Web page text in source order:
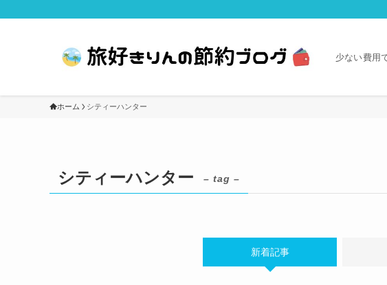
少ない費用
ホーム シティーハンター
シティーハンター – tag –
新着記事